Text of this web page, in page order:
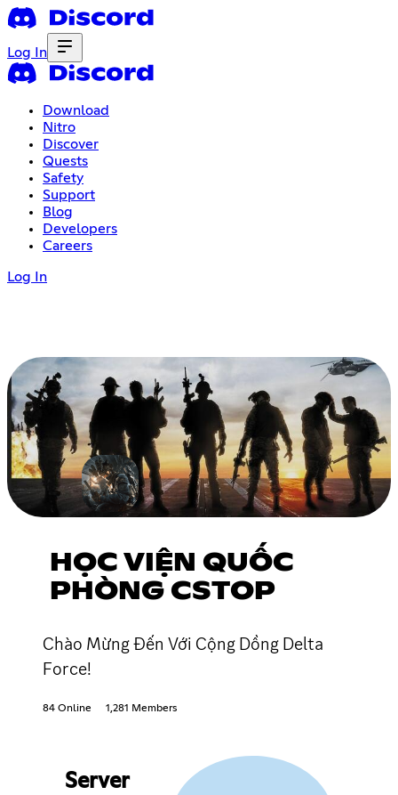
Log In
Download
Nitro
Discover
Quests
Safety
Support
Blog
Developers
Careers
Log In
HỌC VIỆN QUỐC
PHÒNG CSTOP
Chào Mừng Đến Với Cộng Dồng Delta
Force!
84 Online 1,281 Members
Server